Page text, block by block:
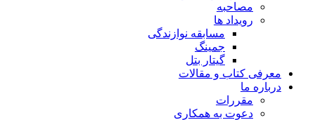
مصاحبه
رویداد ها
مسابقه نوازندگی
جمینگ
گیتار بتل
معرفی کتاب و مقالات
درباره ما
مقررات
دعوت به همکاری